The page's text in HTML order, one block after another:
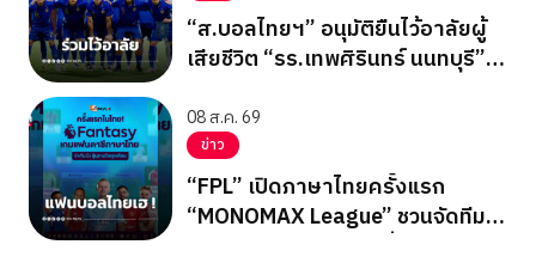
“ส.บอลไทยฯ” อนุมัติยืนไว้อาลัยผู้
เสียชีวิต “รร.เทพศิรินทร์ นนทบุรี”
08 ส.ค. 69
ข่าว
“FPL” เปิดภาษาไทยครั้งแรก
“MONOMAX League” ชวนจัดทีม